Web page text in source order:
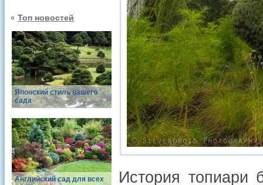
Топ новостей
Японский стиль вашего
сада
Английский сад для всех
История